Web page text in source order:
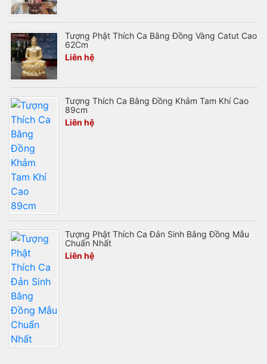
Tượng Phật Thích Ca Bằng Đồng Vàng Catut Cao
62Cm
Liên hệ
Tượng Thích Ca Bằng Đồng Khảm Tam Khí Cao
89cm
Liên hệ
Tượng Phật Thích Ca Đản Sinh Bằng Đồng Mẫu
Chuẩn Nhất
Liên hệ